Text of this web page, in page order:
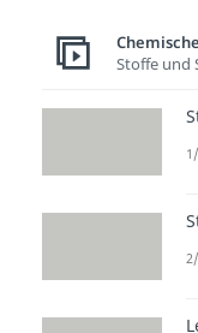
Stoffe und